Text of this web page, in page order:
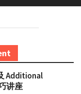
Additional
讲座